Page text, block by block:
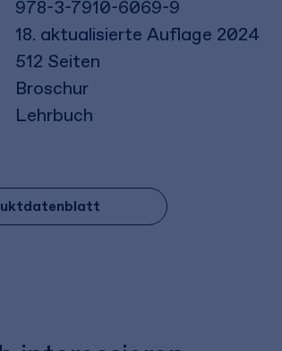
978-3-7910-6069-9
18. aktualisierte Auflage 2024
512 Seiten
Broschur
Lehrbuch